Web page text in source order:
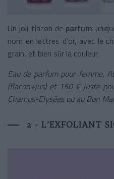
Un joli flacon de parfum
nom en lettres d’or, avec le
grain, et bien sûr la couleur.
Eau de parfum pour femme,
(flacon+jus) et 150 € juste
Champs-Elysées ou au Bon
2 - L’EXFOLIANT